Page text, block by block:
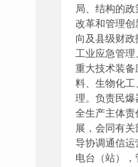
局、结构的
改革和管理
向及县级财
工业应急管
重大技术装
料、生物化
理。负责民
全生产主体责
展，会同有
导协调通信
电台（站）